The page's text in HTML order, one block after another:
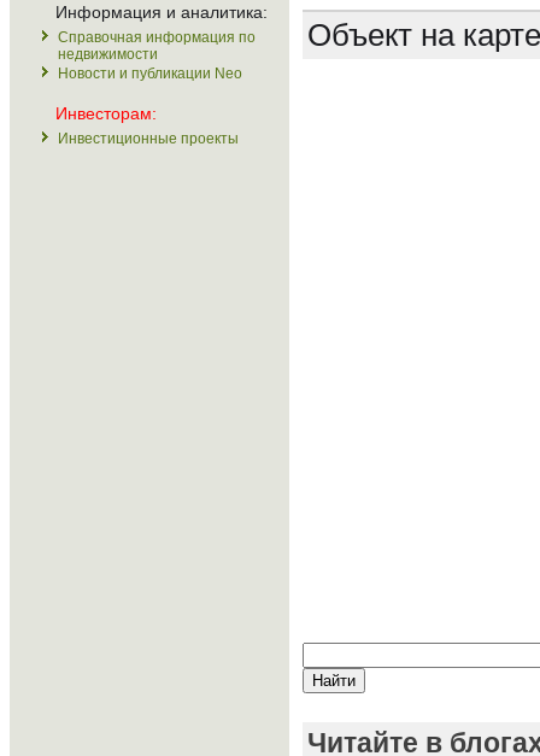
Информация и аналитика:
Справочная информация по
недвижимости
Новости и публикации Neo
Инвесторам:
Инвестиционные проекты
Объект на карте
Читайте в